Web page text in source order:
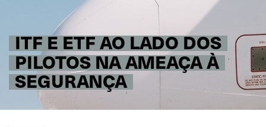
ITF E ETF AO LADO DOS
PILOTOS NA AMEAÇA À
SEGURANÇA